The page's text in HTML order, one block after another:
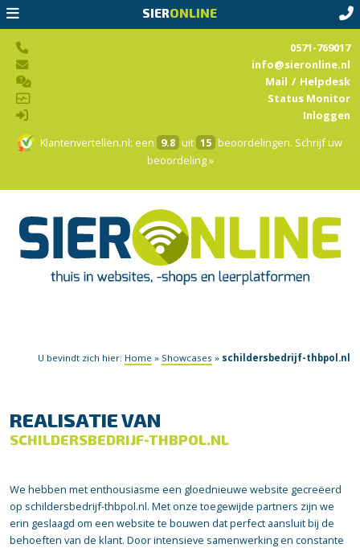
SIERONLINE
Klantenvertellen.nl: een 9.8 uit 15 beoordelingen. Schrijf uw
beoordeling »
0571-769017
info@sieronline.nl
Mail / Helpdesk
Status Monitor
Inloggen
U bevindt zich hier: Home » Showcases » schildersbedrijf-thbpol.nl
REALISATIE VAN
SCHILDERSBEDRIJF-THBPOL.NL
We hebben met enthousiasme een gloednieuwe website gecreëerd
op schildersbedrijf-thbpol.nl. Met onze toegewijde partners zijn we
erin geslaagd om een website te bouwen dat perfect aansluit bij de
behoeften van de klant. Door intensieve samenwerking en constante